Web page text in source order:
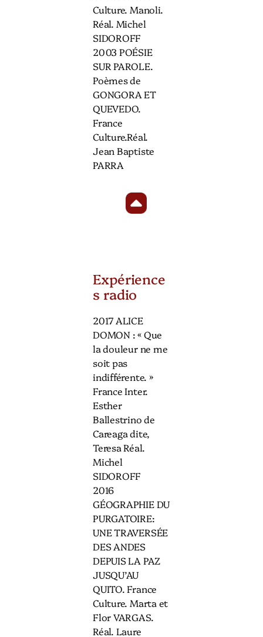
Culture. Manoli.
Réal. Michel
SIDOROFF
2003 POÉSIE
SUR PAROLE.
Poèmes de
GONGORA ET
QUEVEDO.
France
Culture.Réal.
Jean Baptiste
PARRA
Expérience
s radio
2017 ALICE
DOMON : « Que
la douleur ne me
soit pas
indifférente. »
France Inter.
Esther
Ballestrino de
Careaga dite,
Teresa Réal.
Michel
SIDOROFF
2016
GÉOGRAPHIE DU
PURGATOIRE:
UNE TRAVERSÉE
DES ANDES
DEPUIS LA PAZ
JUSQU’AU
QUITO. France
Culture. Marta et
Flor VARGAS.
Réal. Laure